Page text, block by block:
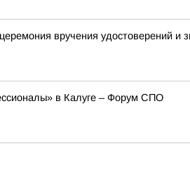
вручения удостоверений и
в Калуге – Форум СПО